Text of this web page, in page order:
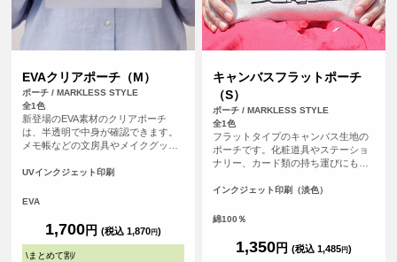
EVAクリアポーチ（M）
ポーチ / MARKLESS STYLE
全1色
新登場のEVA素材のクリアポーチ
は、半透明で中身が確認できます。
メモ帳などの文房具やメイクグッ
利なサイズ感です。リング付きの引
アパレルブランドの包装や展示会の
活用できます。開閉する際はスライ
ダー部分を掴んで操作し、引き手部
分を強く引っ張らないように注意し
UVインクジェット印刷
EVA
1,700円 (税込 1,870円)
\まとめて割/
キャンバスフラットポーチ
（S）
ポーチ / MARKLESS STYLE
全1色
フラットタイプのキャンバス生地の
ポーチです。化粧道具やステーショ
ナリー、カード類の持ち運びにも便
になってかわいい。
インクジェット印刷（淡色）
綿100％
1,350円 (税込 1,485円)